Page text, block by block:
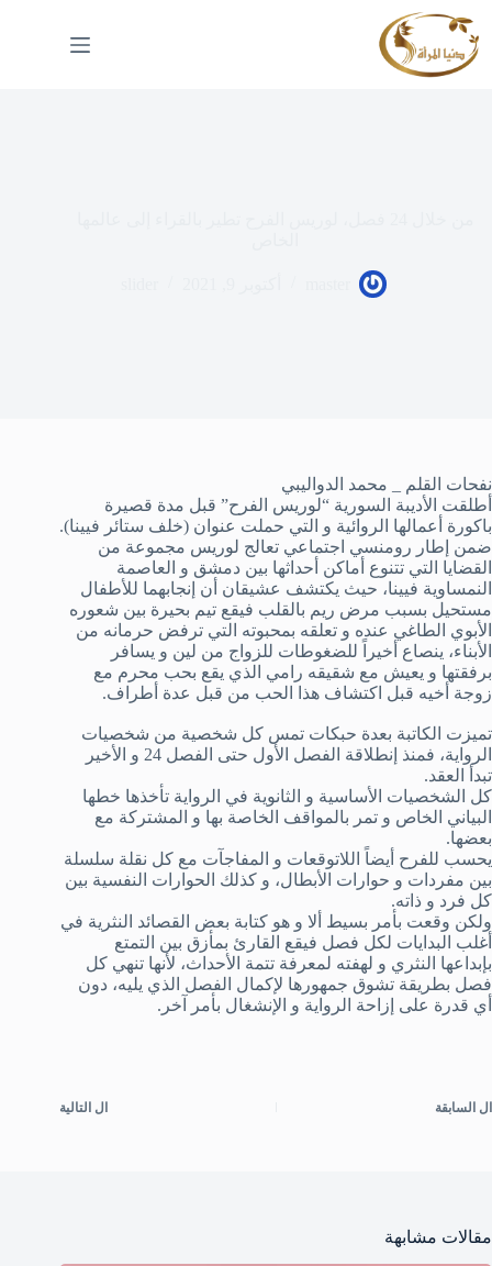
إلى
المحتوى
نفحات القلم _ محمد الدواليبي
أطلقت الأديبة السورية “لوريس الفرح” قبل مدة قصيرة
باكورة أعمالها الروائية و التي حملت عنوان (خلف ستائر فيينا).
ضمن إطار رومنسي اجتماعي تعالج لوريس مجموعة من
القضايا التي تتنوع أماكن أحداثها بين دمشق و العاصمة
النمساوية فيينا، حيث يكتشف عشيقان أن إنجابهما للأطفال
مستحيل بسبب مرض ريم بالقلب فيقع تيم بحيرة بين شعوره
الأبوي الطاغي عنده و تعلقه بمحبوته التي ترفض حرمانه من
الأبناء، ينصاع أخيراً للضغوطات للزواج من لين و يسافر
برفقتها و يعيش مع شقيقه رامي الذي يقع بحب محرم مع
زوجة أخيه قبل اكتشاف هذا الحب من قبل عدة أطراف.
تميزت الكاتبة بعدة حبكات تمس كل شخصية من شخصيات
الرواية، فمنذ إنطلاقة الفصل الأول حتى الفصل 24 و الأخير
تبدأ العقد.
كل الشخصيات الأساسية و الثانوية في الرواية تأخذها خطها
البياني الخاص و تمر بالمواقف الخاصة بها و المشتركة مع
بعضها.
يحسب للفرح أيضاً اللاتوقعات و المفاجآت مع كل نقلة سلسلة
بين مفردات و حوارات الأبطال، و كذلك الحوارات النفسية بين
كل فرد و ذاته.
ولكن وقعت بأمر بسيط ألا و هو كتابة بعض القصائد النثرية في
أغلب البدايات لكل فصل فيقع القارئ بمأزق بين التمتع
بإبداعها النثري و لهفته لمعرفة تتمة الأحداث، لأنها تنهي كل
فصل بطريقة تشوق جمهورها لإكمال الفصل الذي يليه، دون
أي قدرة على إزاحة الرواية و الإنشغال بأمر آخر.
ال السابقة ال التالية
مقالات مشابهة